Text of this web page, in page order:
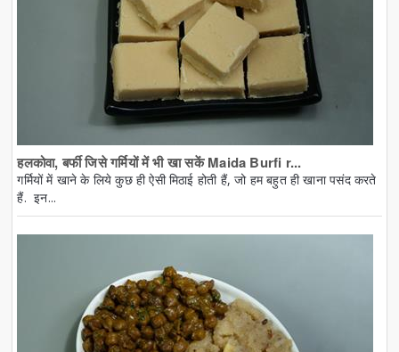
हलकोवा, बर्फी जिसे गर्मियों में भी खा सकें Maida Burfi r...
गर्मियों में खाने के लिये कुछ ही ऐसी मिठाई होती हैं, जो हम बहुत ही खाना पसंद करते
हैं. इन...